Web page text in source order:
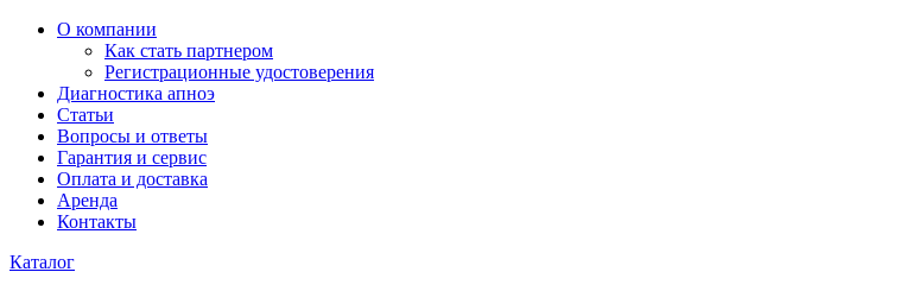
О компании
Как стать партнером
Регистрационные удостоверения
Диагностика апноэ
Статьи
Вопросы и ответы
Гарантия и сервис
Оплата и доставка
Аренда
Контакты
Каталог